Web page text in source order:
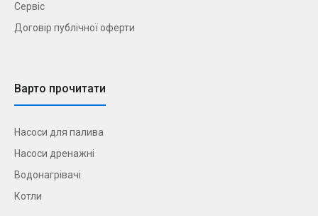
Сервіс
Договір публічної оферти
Варто прочитати
Насоси для палива
Насоси дренажні
Водонагрівачі
Котли